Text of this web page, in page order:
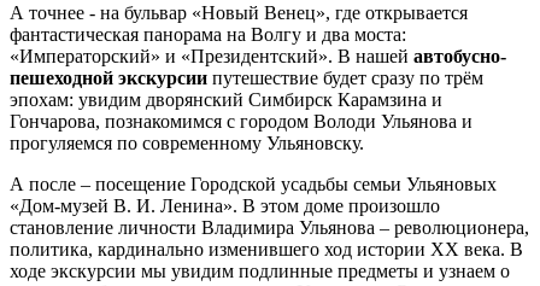
А точнее - на бульвар «Новый Венец», где открывается
фантастическая панорама на Волгу и два моста:
«Императорский» и «Президентский». В нашей автобусно-
пешеходной экскурсии путешествие будет сразу по трём
эпохам: увидим дворянский Симбирск Карамзина и
Гончарова, познакомимся с городом Володи Ульянова и
прогуляемся по современному Ульяновску.
А после – посещение Городской усадьбы семьи Ульяновых
«Дом-музей В. И. Ленина». В этом доме произошло
становление личности Владимира Ульянова – революционера,
политика, кардинально изменившего ход истории ХХ века. В
ходе экскурсии мы увидим подлинные предметы и узнаем о